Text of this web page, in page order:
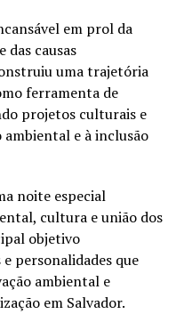
em prol da
causas
uma trajetória
ferramenta de
projetos culturais e
ambiental e à inclusão
noite especial
cultura e união dos
objetivo
personalidades que
ambiental e
em Salvador.